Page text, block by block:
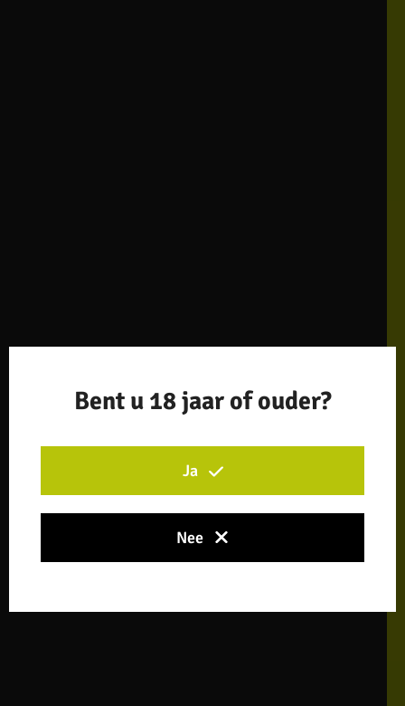
Bent u 18 jaar of ouder?
Ja
Nee